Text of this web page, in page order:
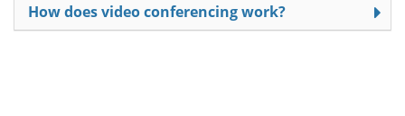
How does video conferencing work?